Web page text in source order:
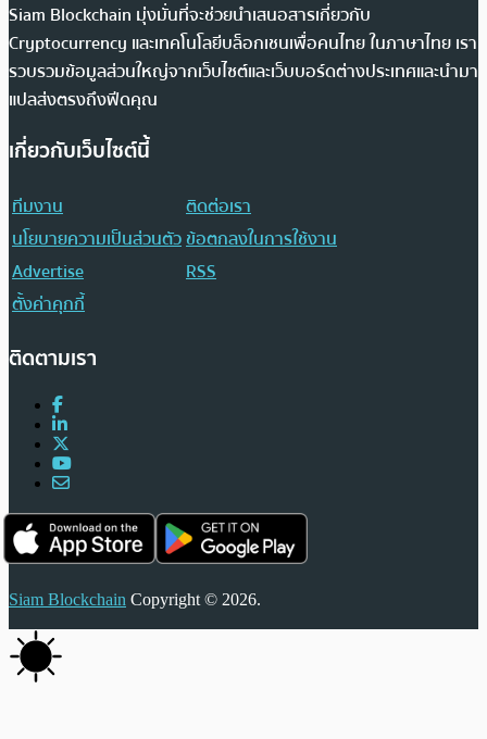
Siam Blockchain มุ่งมั่นที่จะช่วยนำเสนอสารเกี่ยวกับ
Cryptocurrency และเทคโนโลยีบล็อกเชนเพื่อคนไทย ในภาษาไทย เรา
รวบรวมข้อมูลส่วนใหญ่จากเว็บไซต์และเว็บบอร์ดต่างประเทศและนำมา
แปลส่งตรงถึงฟีดคุณ
เกี่ยวกับเว็บไซต์นี้
ทีมงาน
ติดต่อเรา
นโยบายความเป็นส่วนตัวข้อตกลงในการใช้งาน
Advertise
RSS
ตั้งค่าคุกกี้
ติดตามเรา
Siam Blockchain Copyright © 2026.